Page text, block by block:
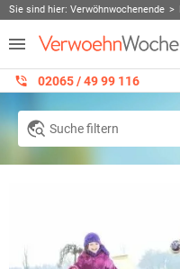
Sie sind hier: Verwöhnwochenende
02065 / 49 ‌99 116
Suche filtern